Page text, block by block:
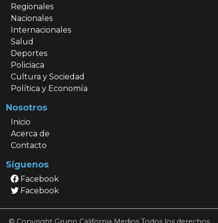
Regionales
Nacionales
Internacionales
Salud
Deportes
Policiaca
Cultura y Sociedad
Política y Economía
Nosotros
Inicio
Acerca de
Contacto
Síguenos
Facebook
Facebook